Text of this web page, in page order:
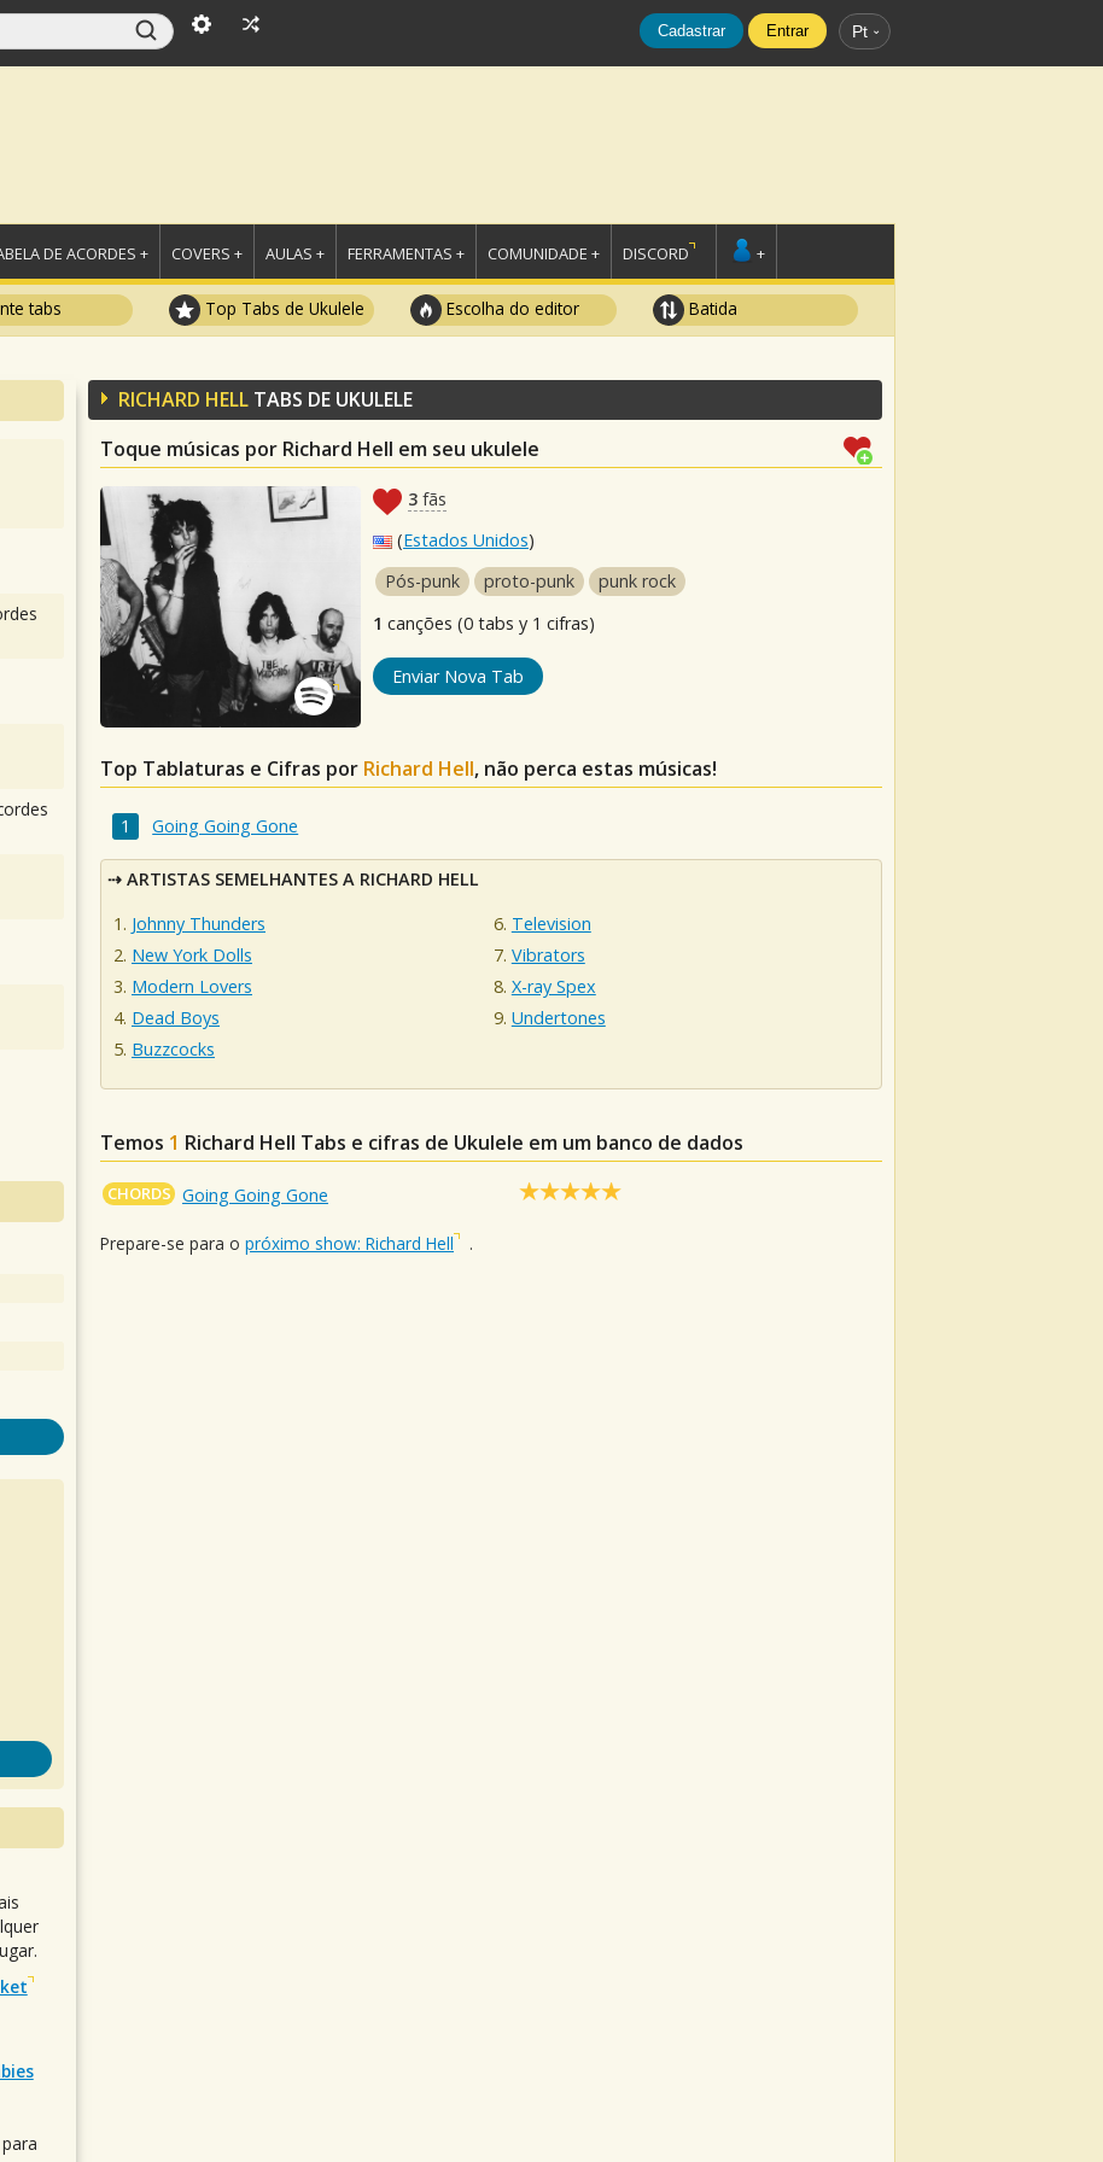
Cadastrar Entrar Pt
DE ACORDES + COVERS + AULAS + FERRAMENTAS + COMUNIDADE + DISCORD +
tabs Top Tabs de Ukulele Escolha do editor Batida
RICHARD HELL TABS DE UKULELE
Toque músicas por Richard Hell em seu ukulele
3 fãs
(Estados Unidos)
Pós-punk
proto-punk
punk rock
1 canções (0 tabs y 1 cifras)
Enviar Nova Tab
Top Tablaturas e Cifras por Richard Hell, não perca estas músicas!
Going Going Gone
ARTISTAS SEMELHANTES A RICHARD HELL
Johnny Thunders
New York Dolls
Modern Lovers
Dead Boys
Buzzcocks
Television
Vibrators
X-ray Spex
Undertones
Temos 1 Richard Hell Tabs e cifras de Ukulele em um banco de dados
CHORDS Going Going Gone
Prepare-se para o próximo show: Richard Hell .